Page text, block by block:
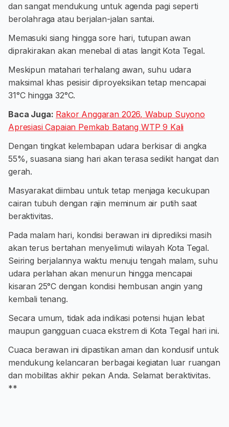
dan sangat mendukung untuk agenda pagi seperti
berolahraga atau berjalan-jalan santai.
Memasuki siang hingga sore hari, tutupan awan
diprakirakan akan menebal di atas langit Kota Tegal.
Meskipun matahari terhalang awan, suhu udara
maksimal khas pesisir diproyeksikan tetap mencapai
31°C hingga 32°C.
Baca Juga: Rakor Anggaran 2026, Wabup Suyono
Apresiasi Capaian Pemkab Batang WTP 9 Kali
Dengan tingkat kelembapan udara berkisar di angka
55%, suasana siang hari akan terasa sedikit hangat dan
gerah.
Masyarakat diimbau untuk tetap menjaga kecukupan
cairan tubuh dengan rajin meminum air putih saat
beraktivitas.
Pada malam hari, kondisi berawan ini diprediksi masih
akan terus bertahan menyelimuti wilayah Kota Tegal.
Seiring berjalannya waktu menuju tengah malam, suhu
udara perlahan akan menurun hingga mencapai
kisaran 25°C dengan kondisi hembusan angin yang
kembali tenang.
Secara umum, tidak ada indikasi potensi hujan lebat
maupun gangguan cuaca ekstrem di Kota Tegal hari ini.
Cuaca berawan ini dipastikan aman dan kondusif untuk
mendukung kelancaran berbagai kegiatan luar ruangan
dan mobilitas akhir pekan Anda. Selamat beraktivitas.
**